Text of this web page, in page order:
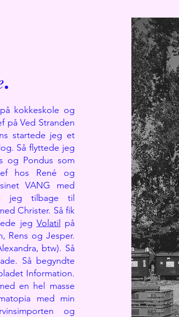
.
kokkeskole og
på Ved Stranden
startede jeg et
Så flyttede jeg
og Pondus som
hos René og
VANG med
jeg tilbage til
Christer. Så fik
jeg Volatil på
Rens og Jesper.
btw). Så
Så begyndte
Information.
en hel masse
med min
og